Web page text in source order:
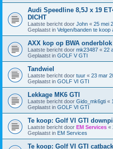
Audi Speedline 8,5J x 19
DICHT
Laatste bericht door John « 25 mei
Geplaatst in Velgen/banden te koop
AXX kop op BWA onderblok
Laatste bericht door mk23487 « 22
Geplaatst in GOLF V GTI
Tandwiel
Laatste bericht door tuur « 23 mar
Geplaatst in GOLF VI GTI
Lekkage MK6 GTI
Laatste bericht door Gido_mk6gti «
Geplaatst in GOLF VI GTI
Te koop: Golf VI GTI
Laatste bericht door EM Services «
Geplaatst in EM Services
Te koop: Golf VI GTI catback